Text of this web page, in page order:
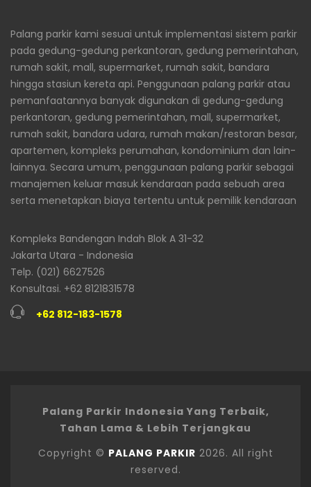
Palang parkir kami sesuai untuk implementasi sistem parkir
pada gedung-gedung perkantoran, gedung pemerintahan,
rumah sakit, mall, supermarket, rumah sakit, bandara
hingga stasiun kereta api. Penggunaan palang parkir atau
pemanfaatannya banyak digunakan di gedung-gedung
perkantoran, gedung pemerintahan, mall, supermarket,
rumah sakit, bandara udara, rumah makan/restoran besar,
apartemen, kompleks perumahan, kondominium dan lain-
lainnya. Secara umum, penggunaan palang parkir sebagai
manajemen keluar masuk kendaraan pada sebuah area
serta menetapkan biaya tertentu untuk pemilik kendaraan
Kompleks Bandengan Indah Blok A 31-32
Jakarta Utara - Indonesia
Telp. (021) 6627526
Konsultasi. +62 8121831578
+62 812-183-1578
Palang Parkir Indonesia Yang Terbaik,
Tahan Lama & Lebih Terjangkau
Copyright © PALANG PARKIR 2026. All right
reserved.